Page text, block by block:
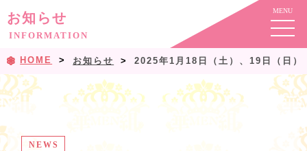
お知らせ
INFORMATION
HOME お知らせ 2025年1月18日（土）、19日（日
NEWS